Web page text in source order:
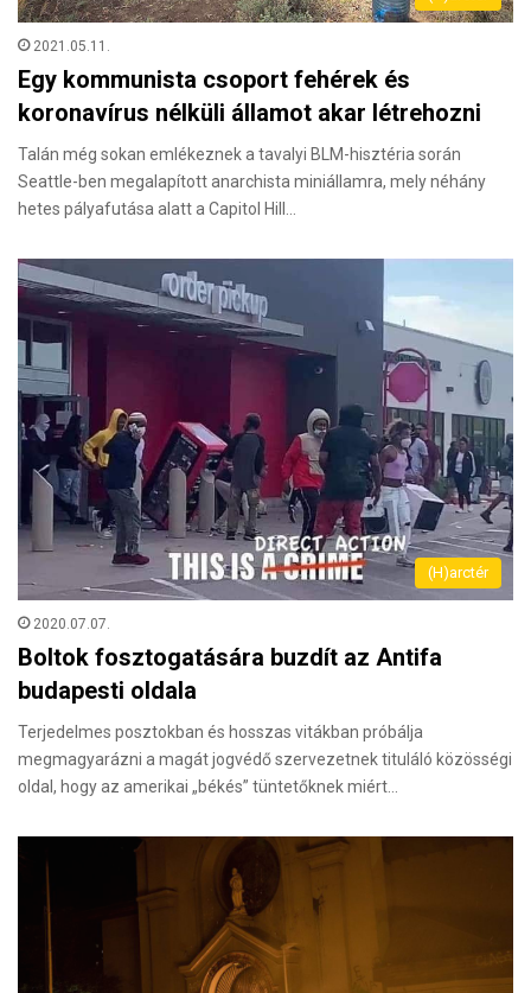
2021.05.11.
Egy kommunista csoport fehérek és
koronavírus nélküli államot akar létrehozni
Talán még sokan emlékeznek a tavalyi BLM-hisztéria során
Seattle-ben megalapított anarchista miniállamra, mely néhány
hetes pályafutása alatt a Capitol Hill…
(H)arctér
2020.07.07.
Boltok fosztogatására buzdít az Antifa
budapesti oldala
Terjedelmes posztokban és hosszas vitákban próbálja
megmagyarázni a magát jogvédő szervezetnek tituláló közösségi
oldal, hogy az amerikai „békés” tüntetőknek miért…